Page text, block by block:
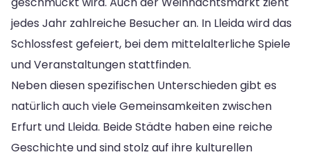
jedes Jahr zahlreiche Besucher an. In Lleida wird das
Schlossfest gefeiert, bei dem mittelalterliche Spiele
und Veranstaltungen stattfinden.
Neben diesen spezifischen Unterschieden gibt es
natürlich auch viele Gemeinsamkeiten zwischen
Erfurt und Lleida. Beide Städte haben eine reiche
Geschichte und sind stolz auf ihre kulturellen